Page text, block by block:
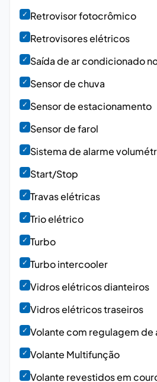
✓ Retrovisor fotocrômico
✓ Retrovisores elétricos
✓ Saída de ar condicionado
✓ Sensor de chuva
✓ Sensor de estacionamento
✓ Sensor de farol
✓ Sistema de alarme
✓ Start/Stop
✓ Travas elétricas
✓ Trio elétrico
✓ Turbo
✓ Turbo intercooler
✓ Vidros elétricos dianteiros
✓ Vidros elétricos traseiros
✓ Volante com regulagem de
✓ Volante Multifunção
✓ Volante revestidos em